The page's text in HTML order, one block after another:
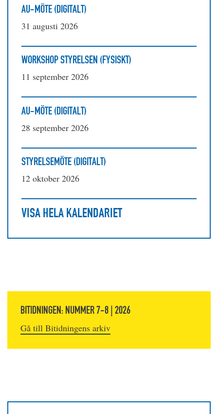
AU-MÖTE (DIGITALT)
31 augusti 2026
WORKSHOP STYRELSEN (FYSISKT)
11 september 2026
AU-MÖTE (DIGITALT)
28 september 2026
STYRELSEMÖTE (DIGITALT)
12 oktober 2026
VISA HELA KALENDARIET
BITIDNINGEN: NUMMER 7-8 | 2026
Gå till Bitidningens arkiv